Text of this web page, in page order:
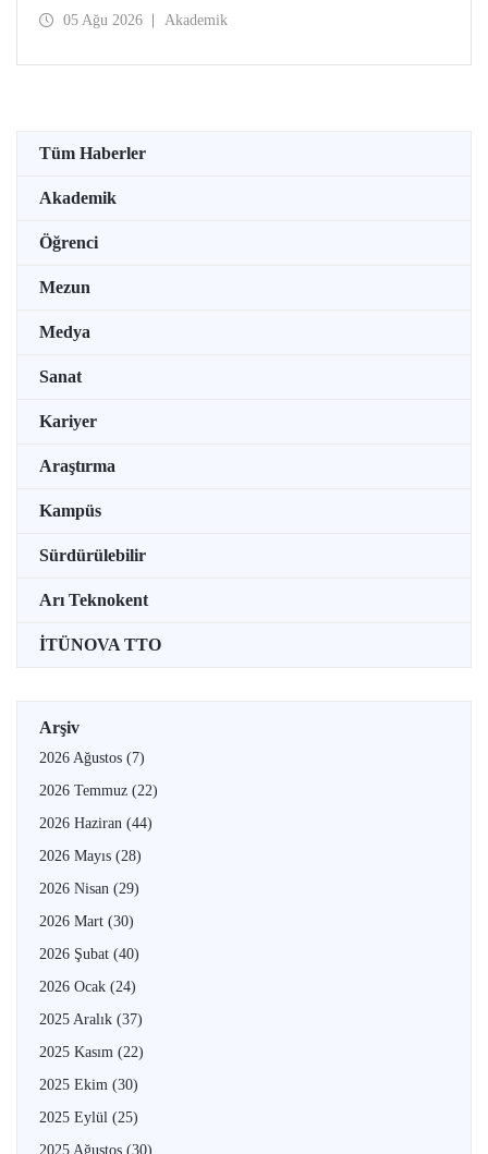
Koşullarına Bağlı Mikrolif Salımı: Aşınma, UV Maruziyeti
05 Ağu 2026 Akademik
Tüm Haberler
Akademik
Öğrenci
Mezun
Medya
Sanat
Kariyer
Araştırma
Kampüs
Sürdürülebilir
Arı Teknokent
İTÜNOVA TTO
Arşiv
2026 Ağustos (7)
2026 Temmuz (22)
2026 Haziran (44)
2026 Mayıs (28)
2026 Nisan (29)
2026 Mart (30)
2026 Şubat (40)
2026 Ocak (24)
2025 Aralık (37)
2025 Kasım (22)
2025 Ekim (30)
2025 Eylül (25)
2025 Ağustos (30)